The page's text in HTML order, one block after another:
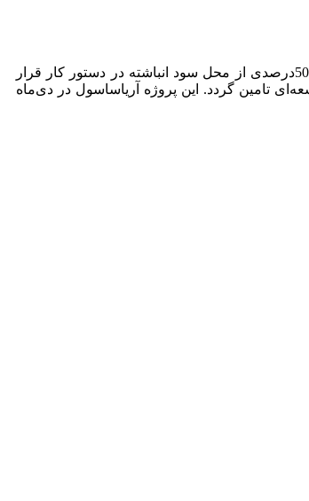
به گزارش پایگاه خبری میدان اقتصاد، آریاساسول به‌منظور اجرای پروژه‌ای در راستای تکمیل زنجیره ارزش محصولات تولیدی، افزایش سرمایه 50درصدی از محل سود انباشته در دستور کار قرار
مورد نیاز این پروژه توسعه‌ای تامین گردد. این پروژه آریاساسول در دی‌ماه